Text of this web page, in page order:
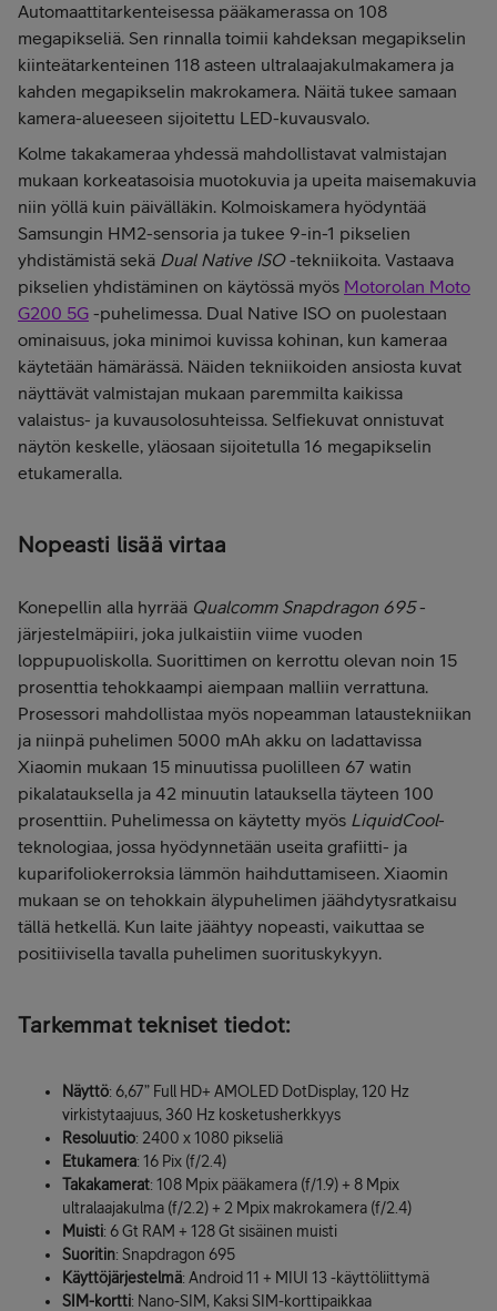
Automaattitarkenteisessa pääkamerassa on 108
megapikseliä. Sen rinnalla toimii kahdeksan megapikselin
kiinteätarkenteinen 118 asteen ultralaajakulmakamera ja
kahden megapikselin makrokamera. Näitä tukee samaan
kamera-alueeseen sijoitettu LED-kuvausvalo.
Kolme takakameraa yhdessä mahdollistavat valmistajan
mukaan korkeatasoisia muotokuvia ja upeita maisemakuvia
niin yöllä kuin päivälläkin. Kolmoiskamera hyödyntää
Samsungin HM2-sensoria ja tukee 9-in-1 pikselien
yhdistämistä sekä Dual Native ISO-tekniikoita. Vastaava
pikselien yhdistäminen on käytössä myös Motorolan Moto
G200 5G -puhelimessa. Dual Native ISO on puolestaan
ominaisuus, joka minimoi kuvissa kohinan, kun kameraa
käytetään hämärässä. Näiden tekniikoiden ansiosta kuvat
näyttävät valmistajan mukaan paremmilta kaikissa
valaistus- ja kuvausolosuhteissa. Selfiekuvat onnistuvat
näytön keskelle, yläosaan sijoitetulla 16 megapikselin
etukameralla.
Nopeasti lisää virtaa
Konepellin alla hyrrää Qualcomm Snapdragon 695-
järjestelmäpiiri, joka julkaistiin viime vuoden
loppupuoliskolla. Suorittimen on kerrottu olevan noin 15
prosenttia tehokkaampi aiempaan malliin verrattuna.
Prosessori mahdollistaa myös nopeamman lataustekniikan
ja niinpä puhelimen 5000 mAh akku on ladattavissa
Xiaomin mukaan 15 minuutissa puolilleen 67 watin
pikalatauksella ja 42 minuutin latauksella täyteen 100
prosenttiin. Puhelimessa on käytetty myös LiquidCool-
teknologiaa, jossa hyödynnetään useita grafiitti- ja
kuparifoliokerroksia lämmön haihduttamiseen. Xiaomin
mukaan se on tehokkain älypuhelimen jäähdytysratkaisu
tällä hetkellä. Kun laite jäähtyy nopeasti, vaikuttaa se
positiivisella tavalla puhelimen suorituskykyyn.
Tarkemmat tekniset tiedot:
Näyttö: 6,67” Full HD+ AMOLED DotDisplay, 120 Hz
virkistytaajuus, 360 Hz kosketusherkkyys
Resoluutio: 2400 x 1080 pikseliä
Etukamera: 16 Pix (f/2.4)
Takakamerat: 108 Mpix pääkamera (f/1.9) + 8 Mpix
ultralaajakulma (f/2.2) + 2 Mpix makrokamera (f/2.4)
Muisti: 6 Gt RAM + 128 Gt sisäinen muisti
Suoritin: Snapdragon 695
Käyttöjärjestelmä: Android 11 + MIUI 13 -käyttöliittymä
SIM-kortti: Nano-SIM, Kaksi SIM-korttipaikkaa